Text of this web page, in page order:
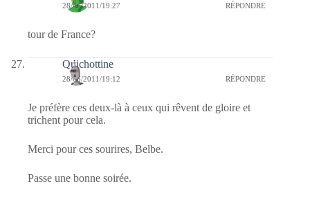
28/06/2011/19:27 RÉPONDRE
tour de France?
Quichottine
28/06/2011/19:12 RÉPONDRE
Je préfère ces deux-là à ceux qui rêvent de gloire et
trichent pour cela.
Merci pour ces sourires, Belbe.
Passe une bonne soirée.